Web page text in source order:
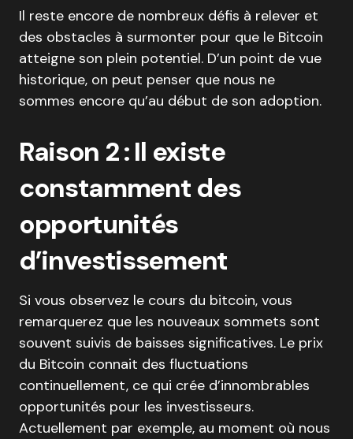
Il reste encore de nombreux défis à relever et
des obstacles à surmonter pour que le Bitcoin
atteigne son plein potentiel. D’un point de vue
historique, on peut penser que nous ne
sommes encore qu’au début de son adoption.
Raison 2 : Il existe
constamment des
opportunités
d’investissement
Si vous observez le cours du bitcoin, vous
remarquerez que les nouveaux sommets sont
souvent suivis de baisses significatives. Le prix
du Bitcoin connait des fluctuations
continuellement, ce qui crée d’innombrables
opportunités pour les investisseurs.
Actuellement par exemple, au moment où nous